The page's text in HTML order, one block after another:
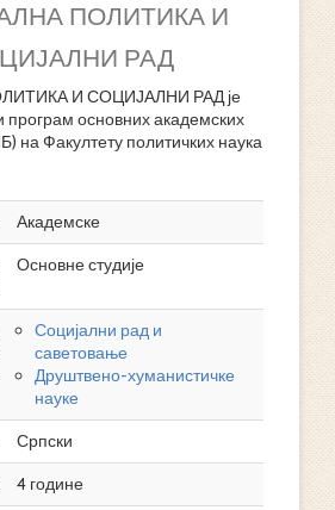
ПОЛИТИКА И
РАД
И СОЦИЈАЛНИ РАД је
основних академских
на Факултету политичких наука
Академске
Основне студије
Социјални рад и
саветовање
Друштвено-хуманистичке
науке
Српски
4 године